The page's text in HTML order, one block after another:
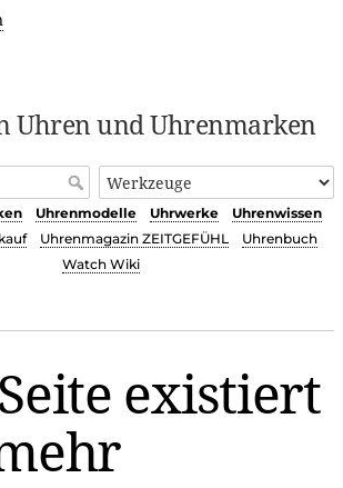
Uhren und Uhrenmarken
Uhrenmodelle Uhrwerke
Uhrenwissen
Uhrenmagazin ZEITGEFÜHL
Uhrenbuch
Watch Wiki
existiert